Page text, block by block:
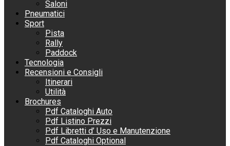
Saloni
Pneumatici
Sport
Pista
Rally
Paddock
Tecnologia
Recensioni e Consigli
Itinerari
Utilità
Brochures
Pdf Cataloghi Auto
Pdf Listino Prezzi
Pdf Libretti d’ Uso e Manutenzione
Pdf Cataloghi Optional